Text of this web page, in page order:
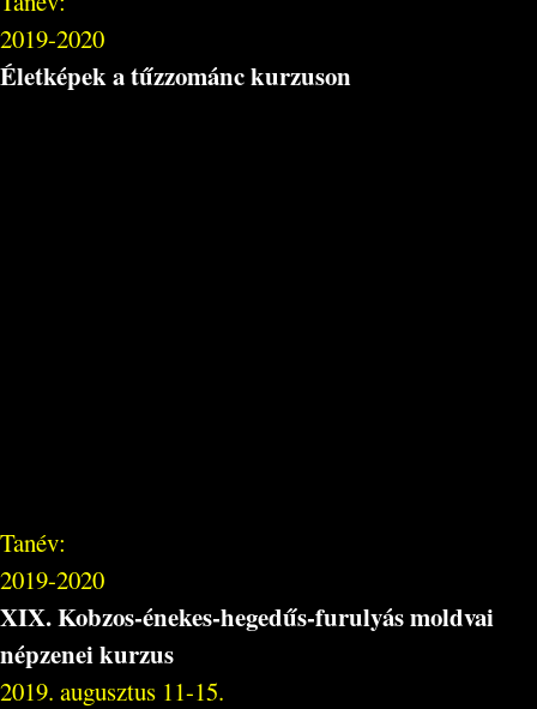
2019-2020
Életképek a tűzzománc kurzuson
Tanév:
2019-2020
XIX. Kobzos-énekes-hegedűs-furulyás moldvai
népzenei kurzus
2019. augusztus 11-15.